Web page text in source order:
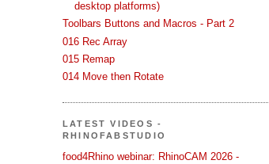
desktop platforms)
Toolbars Buttons and Macros - Part 2
016 Rec Array
015 Remap
014 Move then Rotate
LATEST VIDEOS -
RHINOFABSTUDIO
food4Rhino webinar: RhinoCAM 2026 -